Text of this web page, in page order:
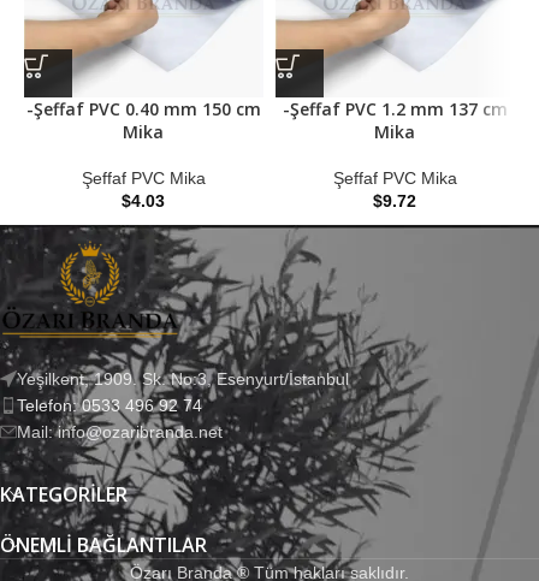
-Şeffaf PVC 0.40 mm 150 cm
Mika
Şeffaf PVC Mika
$4.03
-Şeffaf PVC 1.2 mm 137 cm
Mika
Şeffaf PVC Mika
$9.72
Yeşilkent, 1909. Sk. No:3, Esenyurt/İstanbul
Telefon: 0533 496 92 74
Mail: info@ozaribranda.net
KATEGORILER
ÖNEMLI BAĞLANTILAR
Özarı Branda ® Tüm hakları saklıdır.